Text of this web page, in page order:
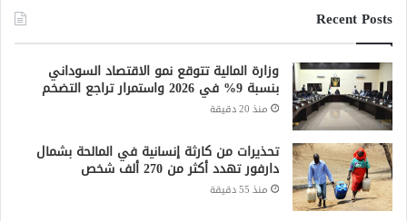
Recent Posts
وزارة المالية تتوقع نمو الاقتصاد السوداني
بنسبة 9% في 2026 واستمرار تراجع التضخم
منذ 20 دقيقة
تحذيرات من كارثة إنسانية في المالحة بشمال
دارفور تهدد أكثر من 270 ألف شخص
منذ 55 دقيقة